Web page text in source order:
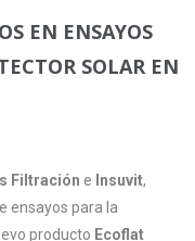
EN ENSAYOS
SOLAR EN
Filtración e Insuvit,
ensayos para la
producto Ecoflat